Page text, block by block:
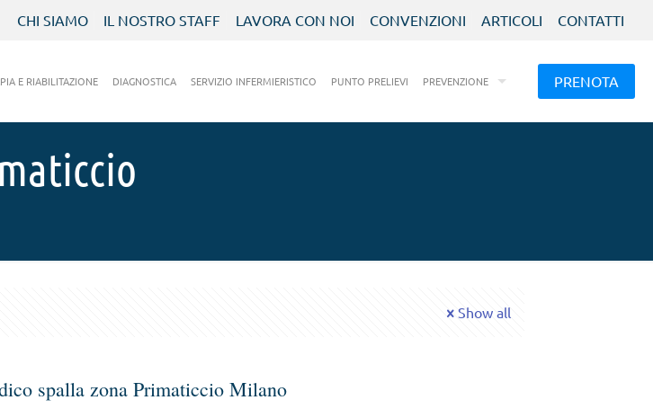
CHI SIAMO IL NOSTRO STAFF LAVORA CON NOI CONVENZIONI ARTICOLI CONTATTI
E RIABILITAZIONE DIAGNOSTICA SERVIZIO INFERMIERISTICO PUNTO PRELIEVI PREVENZIONE PRENOTA
Show all
spalla zona Primaticcio Milano